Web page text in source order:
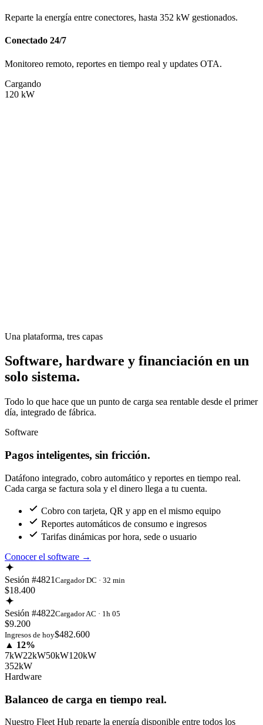
Reparte la energía entre conectores, hasta 352 kW gestionados.
Conectado 24/7
Monitoreo remoto, reportes en tiempo real y updates OTA.
Cargando
120 kW
Una plataforma, tres capas
Software, hardware y financiación en un
solo sistema.
Todo lo que hace que un punto de carga sea rentable desde el primer
día, integrado de fábrica.
Software
Pagos inteligentes, sin fricción.
Datáfono integrado, cobro automático y reportes en tiempo real.
Cada carga se factura sola y el dinero llega a tu cuenta.
Cobro con tarjeta, QR y app en el mismo equipo
Reportes automáticos de consumo e ingresos
Tarifas dinámicas por hora, sede o usuario
Conocer el software →
Sesión #4821 Cargador DC · 32 min
$18.400
Sesión #4822Cargador AC · 1h 05
$9.200
Ingresos de hoy$482.600
▲ 12%
7kW22kW50kW120kW
352kW
Hardware
Balanceo de carga en tiempo real.
Nuestro Fleet Hub reparte la energía disponible entre todos los